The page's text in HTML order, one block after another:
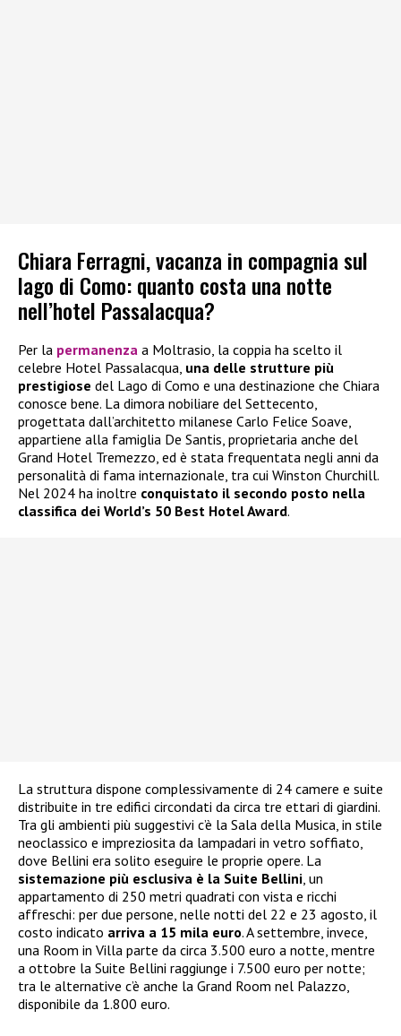
Chiara Ferragni, vacanza in compagnia sul
lago di Como: quanto costa una notte
nell’hotel Passalacqua?
Per la permanenza a Moltrasio, la coppia ha scelto il
celebre Hotel Passalacqua, una delle strutture più
prestigiose del Lago di Como e una destinazione che Chiara
conosce bene. La dimora nobiliare del Settecento,
progettata dall’architetto milanese Carlo Felice Soave,
appartiene alla famiglia De Santis, proprietaria anche del
Grand Hotel Tremezzo, ed è stata frequentata negli anni da
personalità di fama internazionale, tra cui Winston Churchill.
Nel 2024 ha inoltre conquistato il secondo posto nella
classifica dei World’s 50 Best Hotel Award.
La struttura dispone complessivamente di 24 camere e suite
distribuite in tre edifici circondati da circa tre ettari di giardini.
Tra gli ambienti più suggestivi c’è la Sala della Musica, in stile
neoclassico e impreziosita da lampadari in vetro soffiato,
dove Bellini era solito eseguire le proprie opere. La
sistemazione più esclusiva è la Suite Bellini, un
appartamento di 250 metri quadrati con vista e ricchi
affreschi: per due persone, nelle notti del 22 e 23 agosto, il
costo indicato arriva a 15 mila euro. A settembre, invece,
una Room in Villa parte da circa 3.500 euro a notte, mentre
a ottobre la Suite Bellini raggiunge i 7.500 euro per notte;
tra le alternative c’è anche la Grand Room nel Palazzo,
disponibile da 1.800 euro.